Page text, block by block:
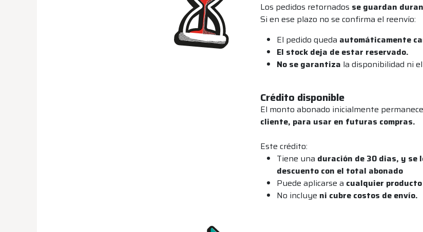
Los pedidos retornados se guardan
Si en ese plazo no se confirma el reenvío:
El pedido queda automáticamente
El stock deja de estar reservado.
No se garantiza la disponibilidad ni
Crédito disponible
El monto abonado inicialmente
cliente, para usar en futuras compras.
Este crédito:
Tiene una duración de 30 dias, y se
descuento con el total abonado
Puede aplicarse a cualquier
No incluye ni cubre costos de envío.